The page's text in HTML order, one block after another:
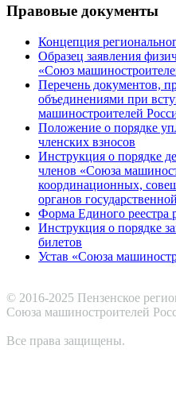
Правовые документы
Концепция
Образец заявления
«Союз
Перечень документов,
объединениями при
машиностроителей
Положение о порядке
членских взносов
Инструкция о порядке
членов «Союза
координационных,
органов
Форма Единого реестра
Инструкция о порядке
билетов
Устав «Союза
© 2016-2025 Пензенское
Cоюза машиностроителей
Все права защищены.